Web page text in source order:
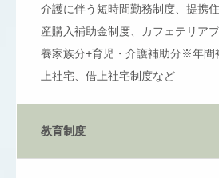
介護に伴う短時間勤務制度、提携
産購入補助金制度、カフェテリア
養家族分+育児・介護補助分※年間
上社宅、借上社宅制度など
教育制度